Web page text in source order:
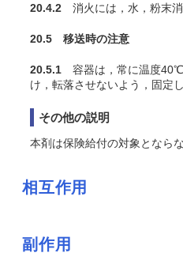
20.4.2 消火には，水，粉末消
20.5 移送時の注意
20.5.1 容器は，常に温度40℃
け，転落させないよう，固定
その他の説明
本剤は保険給付の対象となら
相互作用
副作用